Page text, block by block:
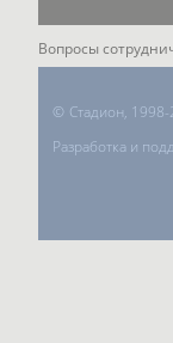
Вопросы
© Стадион,
Разработка и